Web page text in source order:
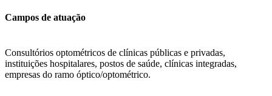
Campos de atuação
Consultórios optométricos de clínicas públicas e privadas,
instituições hospitalares, postos de saúde, clínicas integradas,
empresas do ramo óptico/optométrico.